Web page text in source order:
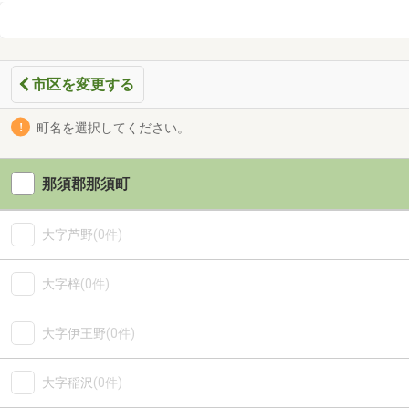
市区を変更する
町名を選択してください。
那須郡那須町
大字芦野(0件)
大字梓(0件)
大字伊王野(0件)
大字稲沢(0件)